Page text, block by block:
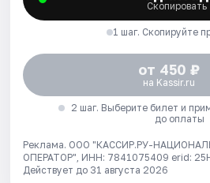
Скопировать
1 шаг. Скопируйте
от 450 ₽
на Kassir.ru
2 шаг. Выберите билет и
до оплаты
Реклама. ООО "КАССИР.РУ-
ОПЕРАТОР", ИНН: 7841075409 erid:
Действует до 31 августа 2026